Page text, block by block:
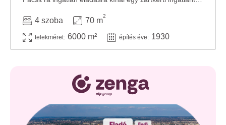
4 szoba 70 m
2
telekméret: 6000 m² építés éve: 1930